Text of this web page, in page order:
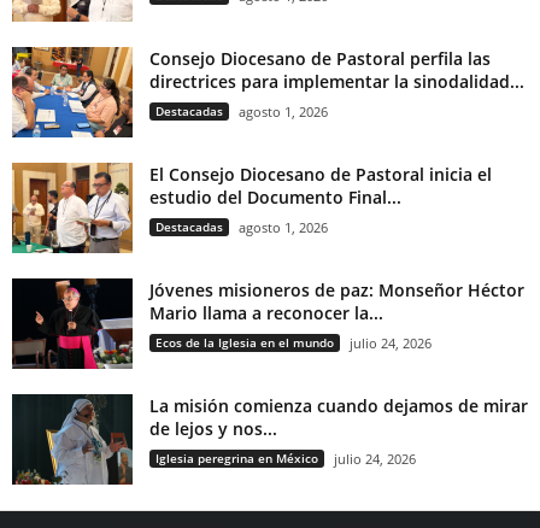
Consejo Diocesano de Pastoral perfila las
directrices para implementar la sinodalidad...
Destacadas agosto 1, 2026
El Consejo Diocesano de Pastoral inicia el
estudio del Documento Final...
Destacadas agosto 1, 2026
Jóvenes misioneros de paz: Monseñor Héctor
Mario llama a reconocer la...
Ecos de la Iglesia en el mundo julio 24, 2026
La misión comienza cuando dejamos de mirar
de lejos y nos...
Iglesia peregrina en México julio 24, 2026